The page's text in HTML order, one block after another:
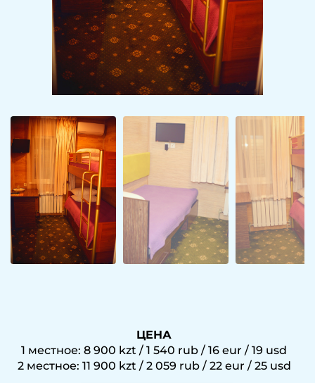
ЦЕНА
1 местное: 8 900 kzt / 1 540 rub / 16 eur / 19 usd
2 местное: 11 900 kzt / 2 059 rub / 22 eur / 25 usd